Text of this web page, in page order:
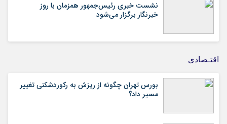
نشست خبری رئیس‌جمهور همزمان با روز
خبرنگار برگزار می‌شود
اقتـصادی
بورس تهران چگونه از ریزش به رکوردشکنی تغییر
مسیر داد؟